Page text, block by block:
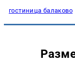
гостиница балаково